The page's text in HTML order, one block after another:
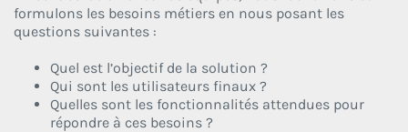
formulons les besoins métiers en nous posant les
questions suivantes :
Quel est l’objectif de la solution ?
Qui sont les utilisateurs finaux ?
Quelles sont les fonctionnalités attendues pour
répondre à ces besoins ?